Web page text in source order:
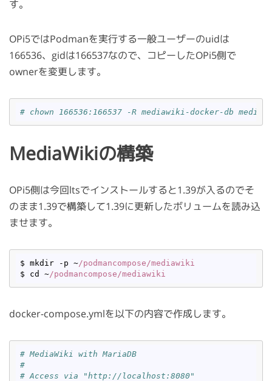
す。
OPi5ではPodmanを実行する一般ユーザーのuidは
166536、gidは166537なので、コピーしたOPi5側で
ownerを変更します。
# chown 166536:166537 -R mediawiki-docker-db
MediaWikiの構築
OPi5側は今回ltsでインストールすると1.39が入るのでそ
のまま1.39で構築して1.39に更新したボリュームを読み込
ませます。
$ mkdir -p ~/podmancompose/mediawiki
$ cd ~/podmancompose/mediawiki
docker-compose.ymlを以下の内容で作成します。
# MediaWiki with MariaDB
#
# Access via "http://localhost:8080"